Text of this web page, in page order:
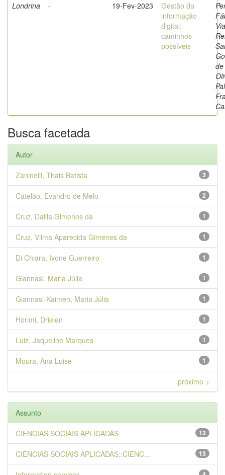
Londrina - 19-Fev-2023
Gestão da
informação
digital:
caminhos
possíveis
de
Busca facetada
Autor
3
Zaninelli, Thais Batista
2
Catelão, Evandro de Melo
1
Cruz, Dalila Gimenes da
1
Cruz, Vilma Aparecida Gimenes da
1
Di Chiara, Ivone Guerreiro
1
Giannasi, Maria Júlia
1
Giannasi-Kaimen, Maria Júlia
1
Horimi, Drielen
1
Luiz, Jaqueline Marques
1
Moura, Ana Luise
próximo >
Assunto
13
CIENCIAS SOCIAIS APLICADAS
13
CIENCIAS SOCIAIS APLICADAS::CIENC...